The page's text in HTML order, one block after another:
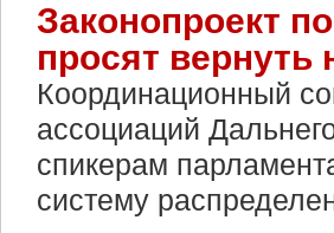
Законопроект
просят вернуть
Координационный
ассоциаций
спикерам
систему